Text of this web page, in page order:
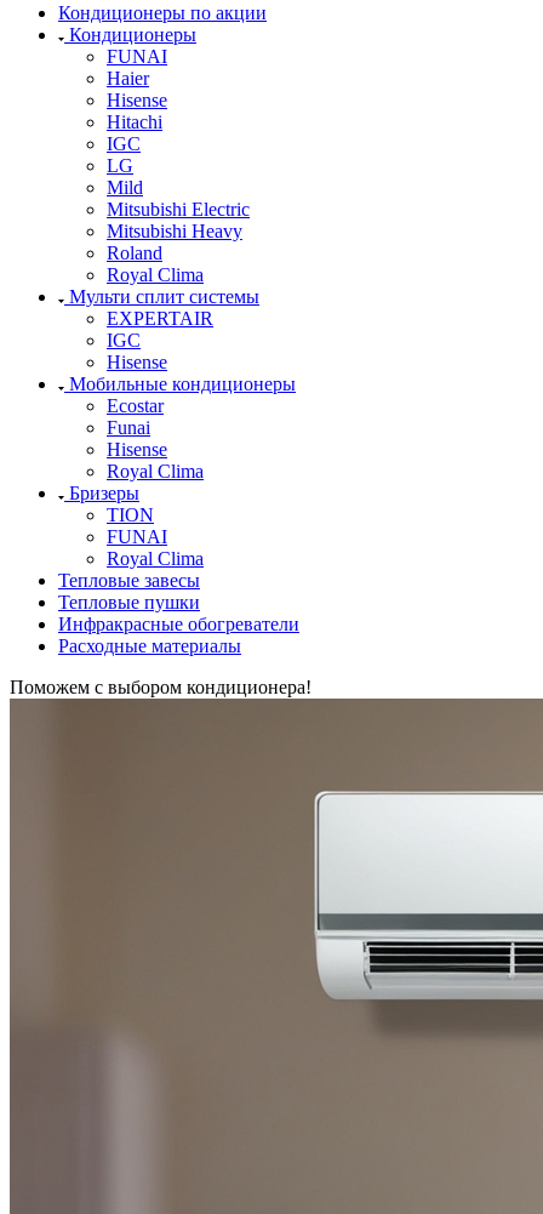
Кондиционеры по акции
Кондиционеры
FUNAI
Haier
Hisense
Hitachi
IGC
LG
Mild
Mitsubishi Electric
Mitsubishi Heavy
Roland
Royal Clima
Мульти сплит системы
EXPERTAIR
IGC
Hisense
Мобильные кондиционеры
Ecostar
Funai
Hisense
Royal Clima
Бризеры
TION
FUNAI
Royal Clima
Тепловые завесы
Тепловые пушки
Инфракрасные обогреватели
Расходные материалы
Поможем с выбором кондиционера!